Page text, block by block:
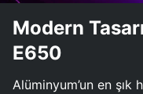
Modern
E650
Alüminyum’un en şık